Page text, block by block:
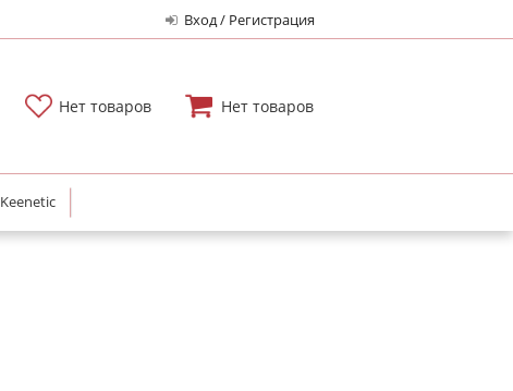
Вход / Регистрация
Нет товаров Нет товаров
Keenetic